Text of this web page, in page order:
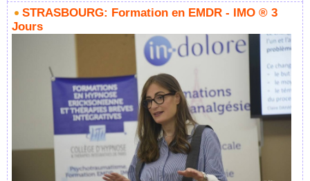
STRASBOURG: Formation en EMDR - IMO ® 3
Jours